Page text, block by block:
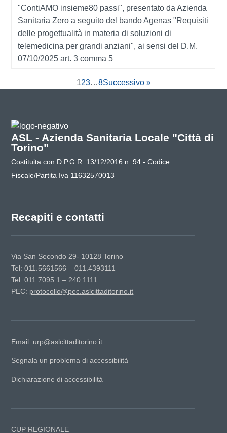
"ContiAMO insieme80 passi", presentato da Azienda
Sanitaria Zero a seguito del bando Agenas "Requisiti
delle progettualità in materia di soluzioni di
telemedicina per grandi anziani", ai sensi del D.M.
07/10/2025 art. 3 comma 5
123…8Successivo »
ASL - Azienda Sanitaria Locale "Città di
Torino"
Costituita con D.P.G.R. 13/12/2016 n. 94 - Codice
Fiscale/Partita Iva 11632570013
Recapiti e contatti
Via San Secondo 29- 10128 Torino
Tel: 011.5661566 – 011.4393111
Tel: 011.7095.1 – 240.1111
PEC: protocollo@pec.aslcittaditorino.it
Email: urp@aslcittaditorino.it
Segnala un problema di accessibilità
Dichiarazione di accessibilità
CUP REGIONALE